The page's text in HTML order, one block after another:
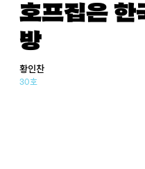
호프집은 한
방
황인찬
30호